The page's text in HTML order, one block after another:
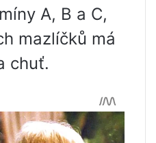
A, B a C,
mazlíčků má
chuť.